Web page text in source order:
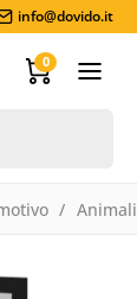
info@dovido.it
0
Animali